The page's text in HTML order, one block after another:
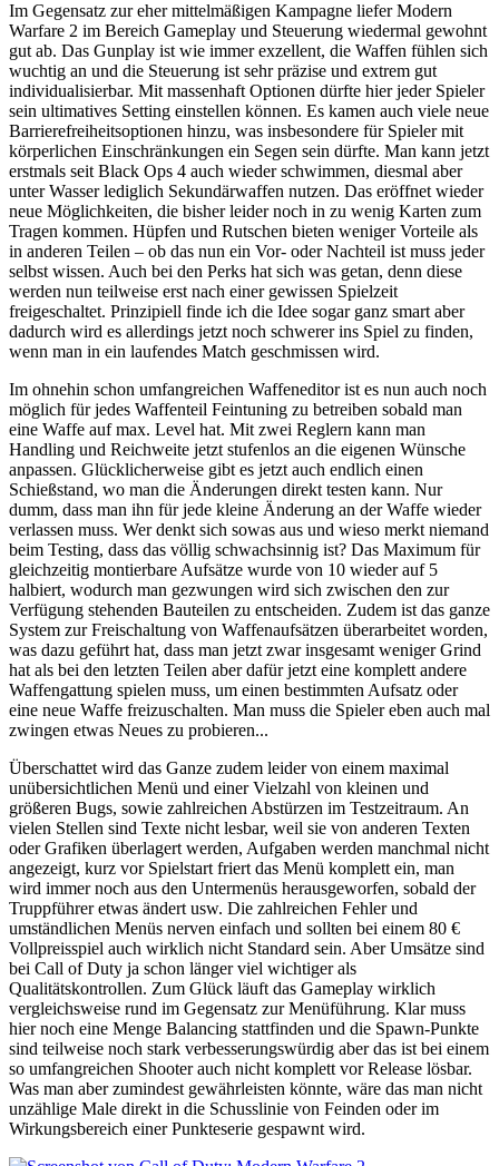
Im Gegensatz zur eher mittelmäßigen Kampagne liefer Modern
Warfare 2 im Bereich Gameplay und Steuerung wiedermal gewohnt
gut ab. Das Gunplay ist wie immer exzellent, die Waffen fühlen sich
wuchtig an und die Steuerung ist sehr präzise und extrem gut
individualisierbar. Mit massenhaft Optionen dürfte hier jeder Spieler
sein ultimatives Setting einstellen können. Es kamen auch viele neue
Barrierefreiheitsoptionen hinzu, was insbesondere für Spieler mit
körperlichen Einschränkungen ein Segen sein dürfte. Man kann jetzt
erstmals seit Black Ops 4 auch wieder schwimmen, diesmal aber
unter Wasser lediglich Sekundärwaffen nutzen. Das eröffnet wieder
neue Möglichkeiten, die bisher leider noch in zu wenig Karten zum
Tragen kommen. Hüpfen und Rutschen bieten weniger Vorteile als
in anderen Teilen – ob das nun ein Vor- oder Nachteil ist muss jeder
selbst wissen. Auch bei den Perks hat sich was getan, denn diese
werden nun teilweise erst nach einer gewissen Spielzeit
freigeschaltet. Prinzipiell finde ich die Idee sogar ganz smart aber
dadurch wird es allerdings jetzt noch schwerer ins Spiel zu finden,
wenn man in ein laufendes Match geschmissen wird.
Im ohnehin schon umfangreichen Waffeneditor ist es nun auch noch
möglich für jedes Waffenteil Feintuning zu betreiben sobald man
eine Waffe auf max. Level hat. Mit zwei Reglern kann man
Handling und Reichweite jetzt stufenlos an die eigenen Wünsche
anpassen. Glücklicherweise gibt es jetzt auch endlich einen
Schießstand, wo man die Änderungen direkt testen kann. Nur
dumm, dass man ihn für jede kleine Änderung an der Waffe wieder
verlassen muss. Wer denkt sich sowas aus und wieso merkt niemand
beim Testing, dass das völlig schwachsinnig ist? Das Maximum für
gleichzeitig montierbare Aufsätze wurde von 10 wieder auf 5
halbiert, wodurch man gezwungen wird sich zwischen den zur
Verfügung stehenden Bauteilen zu entscheiden. Zudem ist das ganze
System zur Freischaltung von Waffenaufsätzen überarbeitet worden,
was dazu geführt hat, dass man jetzt zwar insgesamt weniger Grind
hat als bei den letzten Teilen aber dafür jetzt eine komplett andere
Waffengattung spielen muss, um einen bestimmten Aufsatz oder
eine neue Waffe freizuschalten. Man muss die Spieler eben auch mal
zwingen etwas Neues zu probieren...
Überschattet wird das Ganze zudem leider von einem maximal
unübersichtlichen Menü und einer Vielzahl von kleinen und
größeren Bugs, sowie zahlreichen Abstürzen im Testzeitraum. An
vielen Stellen sind Texte nicht lesbar, weil sie von anderen Texten
oder Grafiken überlagert werden, Aufgaben werden manchmal nicht
angezeigt, kurz vor Spielstart friert das Menü komplett ein, man
wird immer noch aus den Untermenüs herausgeworfen, sobald der
Truppführer etwas ändert usw. Die zahlreichen Fehler und
umständlichen Menüs nerven einfach und sollten bei einem 80 €
Vollpreisspiel auch wirklich nicht Standard sein. Aber Umsätze sind
bei Call of Duty ja schon länger viel wichtiger als
Qualitätskontrollen. Zum Glück läuft das Gameplay wirklich
vergleichsweise rund im Gegensatz zur Menüführung. Klar muss
hier noch eine Menge Balancing stattfinden und die Spawn-Punkte
sind teilweise noch stark verbesserungswürdig aber das ist bei einem
so umfangreichen Shooter auch nicht komplett vor Release lösbar.
Was man aber zumindest gewährleisten könnte, wäre das man nicht
unzählige Male direkt in die Schusslinie von Feinden oder im
Wirkungsbereich einer Punkteserie gespawnt wird.